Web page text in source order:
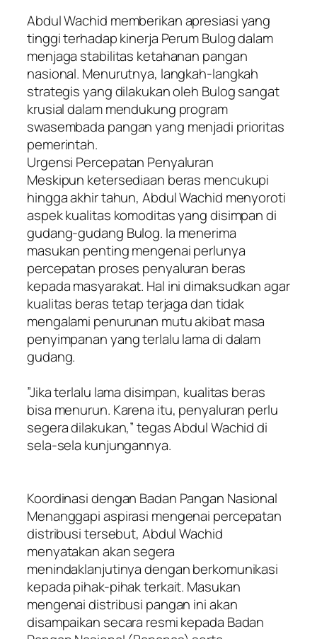
Abdul Wachid memberikan apresiasi yang
tinggi terhadap kinerja Perum Bulog dalam
menjaga stabilitas ketahanan pangan
nasional. Menurutnya, langkah-langkah
strategis yang dilakukan oleh Bulog sangat
krusial dalam mendukung program
swasembada pangan yang menjadi prioritas
pemerintah.
​Urgensi Percepatan Penyaluran
​Meskipun ketersediaan beras mencukupi
hingga akhir tahun, Abdul Wachid menyoroti
aspek kualitas komoditas yang disimpan di
gudang-gudang Bulog. Ia menerima
masukan penting mengenai perlunya
percepatan proses penyaluran beras
kepada masyarakat. Hal ini dimaksudkan agar
kualitas beras tetap terjaga dan tidak
mengalami penurunan mutu akibat masa
penyimpanan yang terlalu lama di dalam
gudang.
​”Jika terlalu lama disimpan, kualitas beras
bisa menurun. Karena itu, penyaluran perlu
segera dilakukan,” tegas Abdul Wachid di
sela-sela kunjungannya.
​Koordinasi dengan Badan Pangan Nasional
​Menanggapi aspirasi mengenai percepatan
distribusi tersebut, Abdul Wachid
menyatakan akan segera
menindaklanjutinya dengan berkomunikasi
kepada pihak-pihak terkait. Masukan
mengenai distribusi pangan ini akan
disampaikan secara resmi kepada Badan